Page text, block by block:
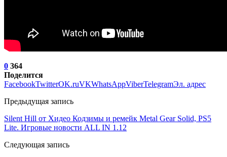
0 364
Поделится
FacebookTwitterOK.ruVKWhatsAppViberTelegramЭл. адрес
Предыдущая запись
Silent Hill от Хидео Кодзимы и ремейк Metal Gear Solid, PS5
Lite. Игровые новости ALL IN 1.12
Следующая запись